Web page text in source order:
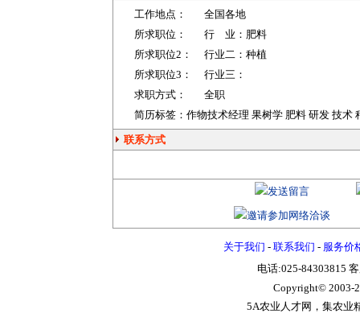
工作地点：
全国各地
所求职位：
行 业： 肥料
所求职位2：
行业二： 种植
所求职位3：
行业三：
求职方式：
全职
简历标签：作物技术经理 果树学 肥料 研发 技术
联系方式
关于我们 - 联系我们 - 服务价
电话:025-84303815
Copyright© 2003-
5A农业人才网，集农业